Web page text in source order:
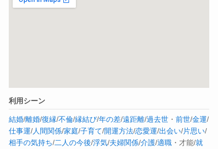
利用シーン
結婚/離婚/復縁/不倫/縁結び/年の差/遠距離/過去世・ 前世/金運/
仕事運/人間関係/家庭/子育て/開運方法/恋愛運/出会い/片思い/
相手の気持ち/二人の今後/浮気/夫婦関係/介護/適職・才能/就